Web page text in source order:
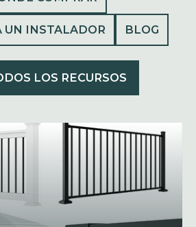
UN INSTALADOR BLOG
LOS RECURSOS